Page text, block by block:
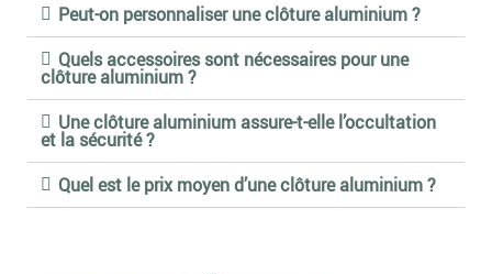
Peut-on personnaliser une clôture aluminium ?
Quels accessoires sont nécessaires pour une
clôture aluminium ?
Une clôture aluminium assure-t-elle l’occultation
et la sécurité ?
Quel est le prix moyen d’une clôture aluminium ?